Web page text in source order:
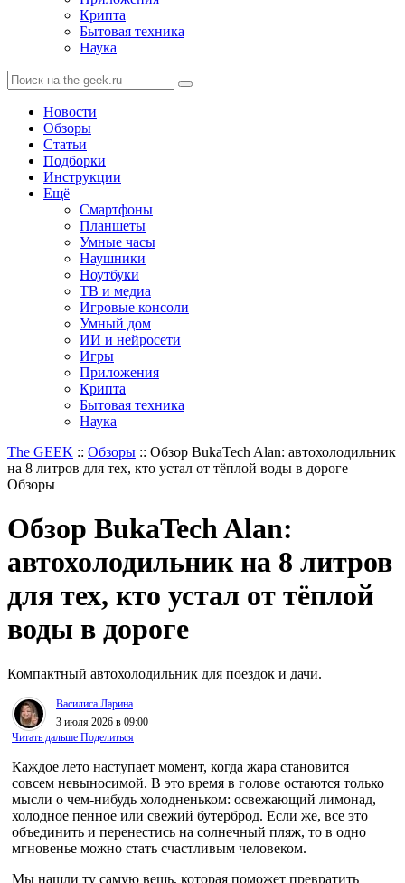
Крипта
Бытовая техника
Наука
Новости
Обзоры
Статьи
Подборки
Инструкции
Ещё
Смартфоны
Планшеты
Умные часы
Наушники
Ноутбуки
ТВ и медиа
Игровые консоли
Умный дом
ИИ и нейросети
Игры
Приложения
Крипта
Бытовая техника
Наука
The GEEK :: Обзоры :: Обзор BukaTech Alan: автохолодильник
на 8 литров для тех, кто устал от тёплой воды в дороге
Обзоры
Обзор BukaTech Alan:
автохолодильник на 8 литров
для тех, кто устал от тёплой
воды в дороге
Компактный автохолодильник для поездок и дачи.
Василиса Ларина
3 июля 2026 в 09:00
Читать дальше Поделиться
Каждое лето наступает момент, когда жара становится
совсем невыносимой. В это время в голове остаются только
мысли о чем-нибудь холодненьком: освежающий лимонад,
холодное пенное или свежий бутерброд. Если же, все это
объединить и перенестись на солнечный пляж, то в одно
мгновенье можно стать счастливым человеком.
Мы нашли ту самую вещь, которая поможет превратить